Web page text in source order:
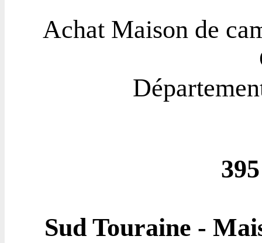
Achat Maison de
Sud Touraine -